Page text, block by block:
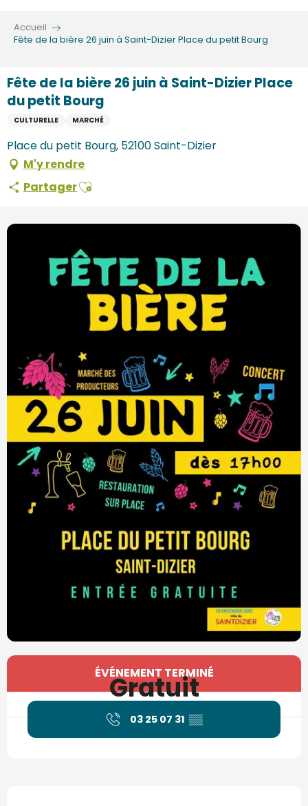
contenu
Accueil
Fête de la bière 26 juin à Saint-Dizier Place du petit Bourg
Fête de la bière 26 juin à Saint-Dizier Place
du petit Bourg
CULTURELLE MARCHÉ
Place du petit Bourg, 52100 Saint-Dizier
M'y rendre
PartagerAjouter aux favoris
Ouverture et coordonnées
ÉVÉNEMENT TERMINÉ
Gratuit
03 25 07 31 ▒▒